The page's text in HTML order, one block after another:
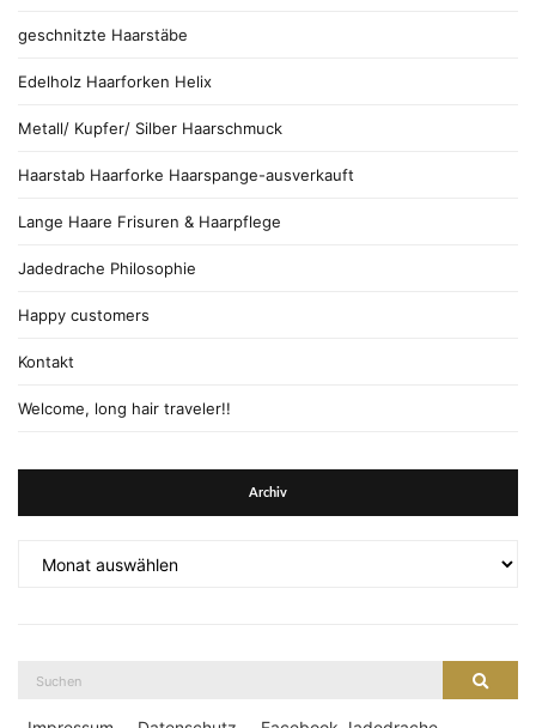
geschnitzte Haarstäbe
Edelholz Haarforken Helix
Metall/ Kupfer/ Silber Haarschmuck
Haarstab Haarforke Haarspange-ausverkauft
Lange Haare Frisuren & Haarpflege
Jadedrache Philosophie
Happy customers
Kontakt
Welcome, long hair traveler!!
Archiv
Suche